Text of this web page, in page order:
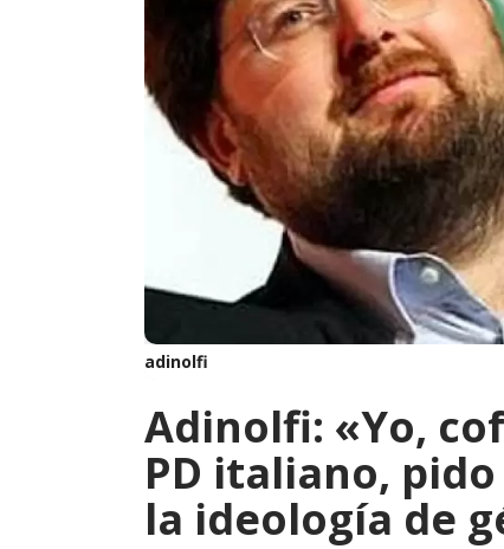
adinolfi
Adinolfi: «Yo,
PD italiano,
la ideología de